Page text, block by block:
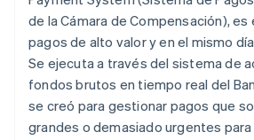
de la Cámara de Compensación),
pagos de alto valor y en el mismo
Se ejecuta a través del sistema de
fondos brutos en tiempo real del
se creó para gestionar pagos que
grandes o demasiado urgentes